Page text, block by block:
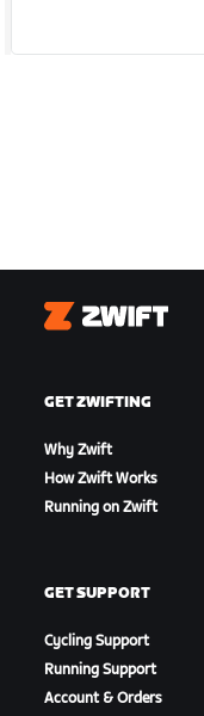
Zwift
GET ZWIFTING
Why Zwift
How Zwift Works
Running on Zwift
GET SUPPORT
Cycling Support
Running Support
Account & Orders